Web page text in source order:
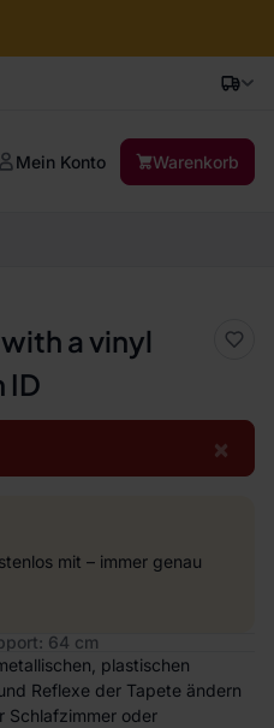
Mein Konto Warenkorb
a vinyl
ID
×
mit – immer genau
64 cm
plastischen
Reflexe der Tapete ändern
Schlafzimmer oder